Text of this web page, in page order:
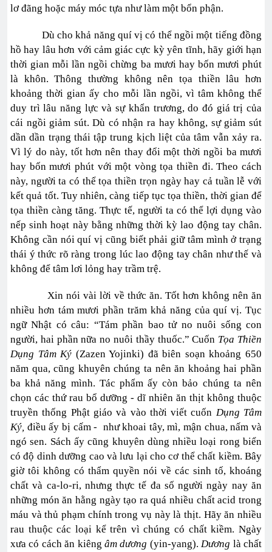
lơ đãng hoặc máy móc tựa như làm một bổn phận.
Dù cho khả năng quí vị có thể ngồi một tiếng đồng
hồ hay lâu hơn với cảm giác cực kỳ yên tĩnh, hãy giới hạn
thời gian mỗi lần ngồi chừng ba mươi hay bốn mươi phút
là khôn. Thông thường không nên tọa thiền lâu hơn
khoảng thời gian ấy cho mỗi lần ngồi, vì tâm không thể
duy trì lâu năng lực và sự khẩn trương, do đó giá trị của
cái ngồi giảm sút. Dù có nhận ra hay không, sự giảm sút
dần dần trạng thái tập trung kịch liệt của tâm vẫn xảy ra.
Vì lý do này, tốt hơn nên thay đổi một thời ngồi ba mươi
hay bốn mươi phút với một vòng tọa thiền đi. Theo cách
này, người ta có thể tọa thiền trọn ngày hay cả tuần lễ với
kết quả tốt. Tuy nhiên, càng tiếp tục tọa thiền, thời gian để
tọa thiền càng tăng. Thực tế, người ta có thể lợi dụng vào
nếp sinh hoạt này bằng những thời kỳ lao động tay chân.
Không cần nói quí vị cũng biết phải giữ tâm mình ở trạng
thái ý thức rõ ràng trong lúc lao động tay chân như thế và
không để tâm lơi lỏng hay trầm trệ.
Xin nói vài lời về thức ăn. Tốt hơn không nên ăn
nhiều hơn tám mươi phần trăm khả năng của quí vị. Tục
ngữ Nhật có câu: “Tám phần bao tử no nuôi sống con
người, hai phần nữa no nuôi thầy thuốc.” Cuốn Tọa Thiền
Dụng Tâm Ký (Zazen Yojinki) đã biên soạn khoảng 650
năm qua, cũng khuyên chúng ta nên ăn khoảng hai phần
ba khả năng mình. Tác phẩm ấy còn bảo chúng ta nên
chọn các thứ rau bổ dưỡng - dĩ nhiên ăn thịt không thuộc
truyền thống Phật giáo và vào thời viết cuốn Dụng Tâm
Ký, điều ấy bị cấm - như khoai tây, mì, mận chua, nấm và
ngó sen. Sách ấy cũng khuyên dùng nhiều loại rong biển
có độ dinh dưỡng cao và lưu lại cho cơ thể chất kiềm. Bây
giờ tôi không có thẩm quyền nói về các sinh tố, khoáng
chất và ca-lo-ri, nhưng thực tế đa số người ngày nay ăn
những món ăn hằng ngày tạo ra quá nhiều chất acid trong
máu và thủ phạm chính trong vụ này là thịt. Hãy ăn nhiều
rau thuộc các loại kể trên vì chúng có chất kiềm. Ngày
xưa có cách ăn kiêng âm dương (yin-yang).Dương là chất